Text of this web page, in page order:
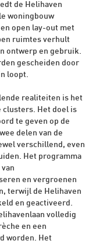
de Helihaven
woningbouw
open lay-out met
ruimtes verhult
ontwerp en gebruik.
gescheiden door
loopt.
realiteiten is het
clusters. Het doel is
te geven op de
delen van de
verschillend, even
Het programma
en vergroenen
terwijl de Helihaven
en geactiveerd.
volledig
en een
worden. Het